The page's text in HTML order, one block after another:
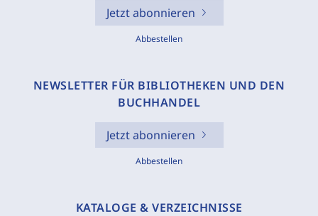
Jetzt abonnieren
Abbestellen
NEWSLETTER FÜR BIBLIOTHEKEN UND DEN
BUCHHANDEL
Jetzt abonnieren
Abbestellen
KATALOGE & VERZEICHNISSE